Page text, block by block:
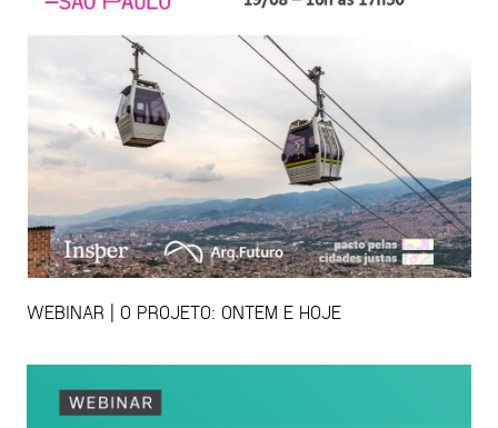
WEBINAR | O PROJETO: ONTEM E HOJE